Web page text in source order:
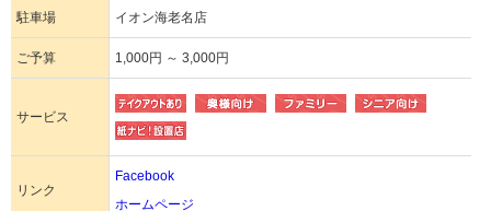
駐車場 イオン海老名店
ご予算 1,000円 ～ 3,000円
サービス
リンク
Facebook
ホームページ